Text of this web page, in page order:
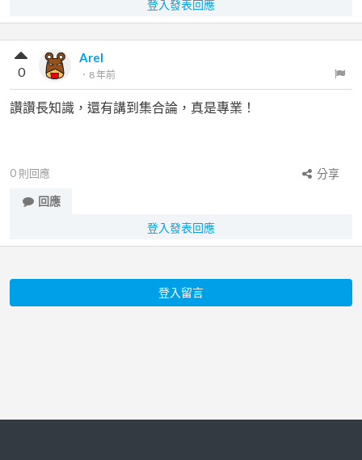
登入發表回應
Arel
． 8 年前
0
讚讚長知識，還有講到集合論，真是專業！
0 則回應
分享
回應
登入發表回應
登入留言